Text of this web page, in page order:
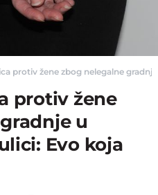
protiv žene zbog nelegalne
protiv žene
u
Evo koja